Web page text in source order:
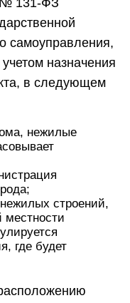
№ 131-ФЗ
самоуправления,
назначения
в следующем
нежилые
строений,
местности
где будет